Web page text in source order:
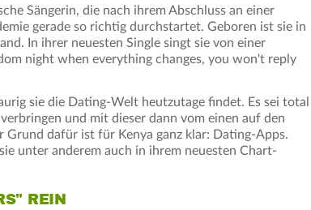
Sängerin, die nach ihrem Abschluss an einer
gerade so richtig durchstartet. Geboren ist sie in
In ihrer neuesten Single singt sie von einer
night when everything changes, you won't reply
sie die Dating-Welt heutzutage findet. Es sei total
und mit dieser dann vom einen auf den
Grund dafür ist für Kenya ganz klar: Dating-Apps.
unter anderem auch in ihrem neuesten Chart-
REIN